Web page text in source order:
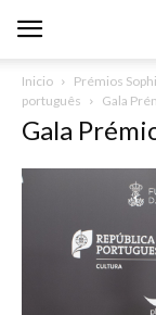
Inicio
Prémios
português
Gala
Gala